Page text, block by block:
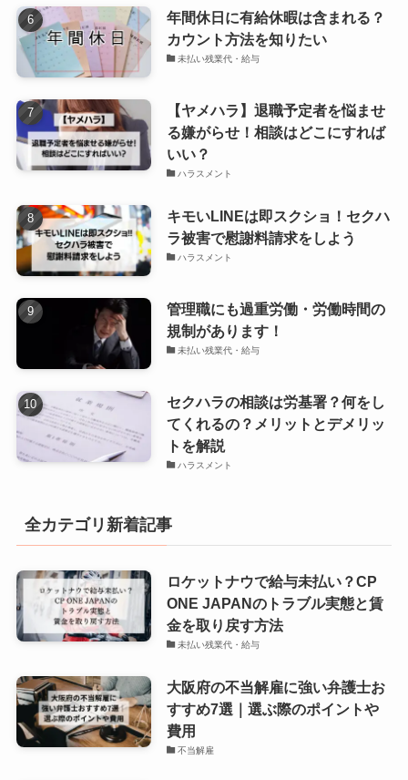
年間休日に有給休暇は含まれる？
カウント方法を知りたい
未払い残業代・給与
【ヤメハラ】退職予定者を悩ませ
る嫌がらせ！相談はどこにすれば
いい？
ハラスメント
キモいLINEは即スクショ！セクハ
ラ被害で慰謝料請求をしよう
ハラスメント
管理職にも過重労働・労働時間の
規制があります！
未払い残業代・給与
セクハラの相談は労基署？何をし
てくれるの？メリットとデメリッ
トを解説
ハラスメント
全カテゴリ新着記事
ロケットナウで給与未払い？CP
ONE JAPANのトラブル実態と賃
金を取り戻す方法
未払い残業代・給与
大阪府の不当解雇に強い弁護士お
すすめ7選｜選ぶ際のポイントや
費用
不当解雇